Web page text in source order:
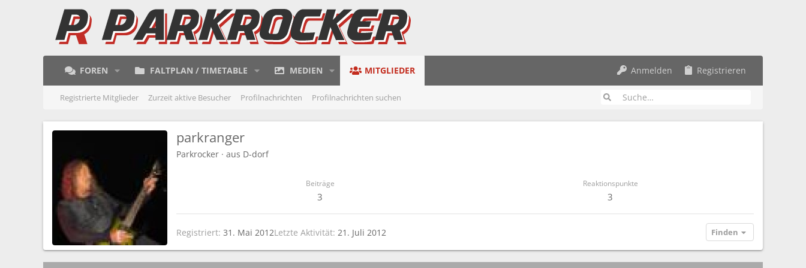
FOREN FALTPLAN / TIMETABLE MEDIEN MITGLIEDER Anmelden Registrieren
Registrierte Mitglieder Zurzeit aktive Besucher Profilnachrichten Profilnachrichten suchen
parkranger
Parkrocker · aus D-dorf
Beiträge
3
Reaktionspunkte
3
Registriert 31. Mai 2012Letzte Aktivität 21. Juli 2012 Finden